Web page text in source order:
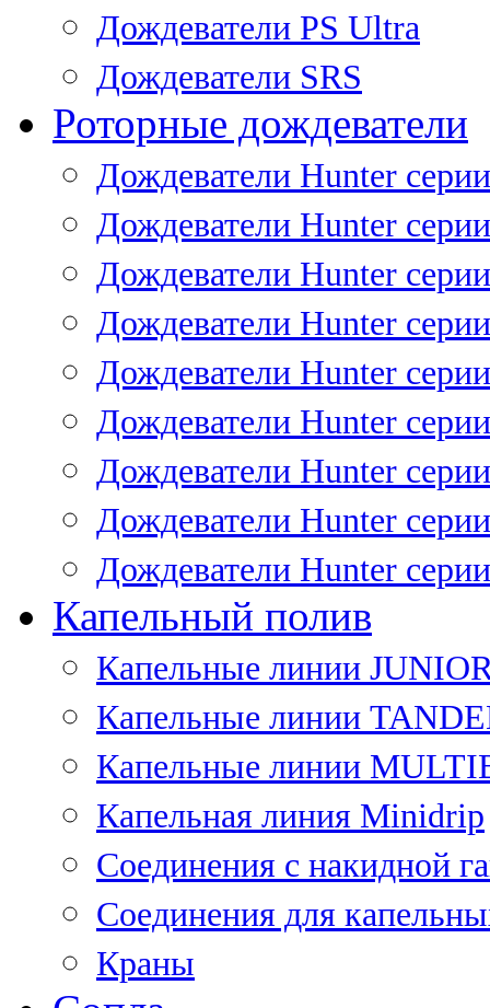
Дождеватели PS Ultra
Дождеватели SRS
Роторные дождеватели
Дождеватели Hunter
Дождеватели Hunter
Дождеватели Hunter
Дождеватели Hunter
Дождеватели Hunter
Дождеватели Hunter
Дождеватели Hunter
Дождеватели Hunter
Дождеватели Hunter
Капельный полив
Капельные линии
Капельные линии
Капельные линии
Капельная линия Minidrip
Соединения с накидной
Соединения для
Краны